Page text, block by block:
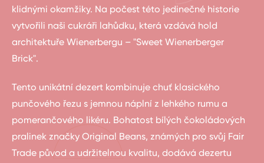
klidnými okamžiky. Na počest této jedinečné historie
vytvořili naši cukráři lahůdku, která vzdává hold
architektuře Wienerbergu – "Sweet Wienerberger
Brick".
Tento unikátní dezert kombinuje chuť klasického
punčového řezu s jemnou náplní z lehkého rumu a
pomerančového likéru. Bohatost bílých čokoládových
pralinek značky Original Beans, známých pro svůj Fair
Trade původ a udržitelnou kvalitu, dodává dezertu